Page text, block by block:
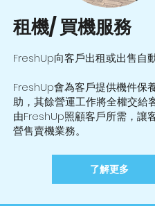
租機/ 買機服務
FreshUp向客戶出租或出售自
FreshUp會為客戶提供機件保
助，其餘營運工作將全權交給
由FreshUp照顧客戶所需，讓
營售賣機業務。
了解更多